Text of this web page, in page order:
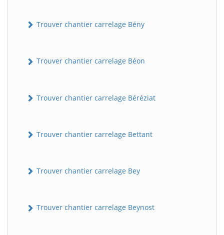
Trouver chantier carrelage Bény
Trouver chantier carrelage Béon
Trouver chantier carrelage Béréziat
Trouver chantier carrelage Bettant
Trouver chantier carrelage Bey
Trouver chantier carrelage Beynost